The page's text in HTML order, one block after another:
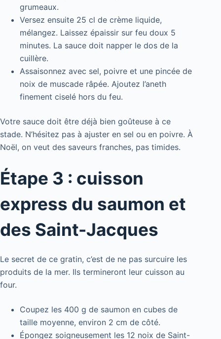
grumeaux.
Versez ensuite 25 cl de crème liquide,
mélangez. Laissez épaissir sur feu doux 5
minutes. La sauce doit napper le dos de la
cuillère.
Assaisonnez avec sel, poivre et une pincée de
noix de muscade râpée. Ajoutez l’aneth
finement ciselé hors du feu.
Votre sauce doit être déjà bien goûteuse à ce
stade. N’hésitez pas à ajuster en sel ou en poivre. À
Noël, on veut des saveurs franches, pas timides.
Étape 3 : cuisson
express du saumon et
des Saint-Jacques
Le secret de ce gratin, c’est de ne pas surcuire les
produits de la mer. Ils termineront leur cuisson au
four.
Coupez les 400 g de saumon en cubes de
taille moyenne, environ 2 cm de côté.
Épongez soigneusement les 12 noix de Saint-